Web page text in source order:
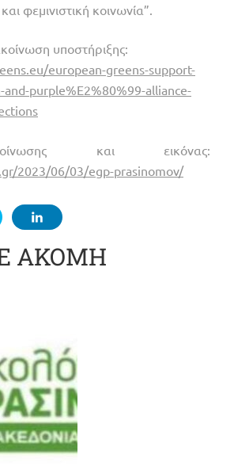
φεμινιστική κοινωνία”.
υποστήριξης:
european-greens-support-
purple%E2%80%99-alliance-
και εικόνας:
2023/06/03/egp-prasinomov/
ΑΚΟΜΗ